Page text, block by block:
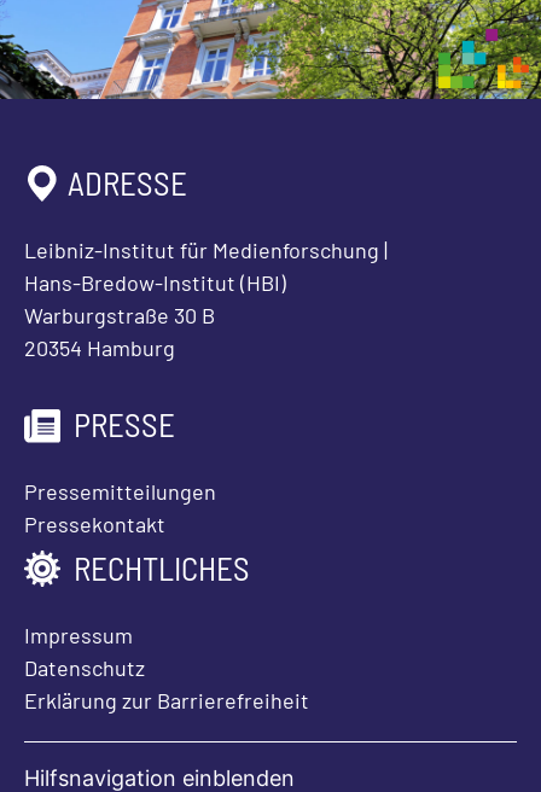
ADRESSE
Leibniz-Institut für Medienforschung |
Hans-Bredow-Institut (HBI)
Warburgstraße 30 B
20354 Hamburg
PRESSE
Pressemitteilungen
Pressekontakt
RECHTLICHES
Impressum
Datenschutz
Erklärung zur Barrierefreiheit
Hilfsnavigation einblenden